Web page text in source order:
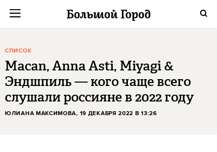
СПИСОК
Macan, Anna Asti, Miyagi &
Эндшпиль — кого чаще всего
слушали россияне в 2022 году
ЮЛИАНА МАКСИМОВА, 19 ДЕКАБРЯ 2022 В 13:26